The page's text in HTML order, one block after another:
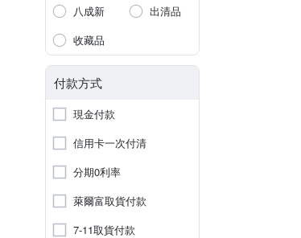
八成新
出清品
收藏品
付款方式
現金付款
信用卡一次付清
分期0利率
萊爾富取貨付款
7-11取貨付款